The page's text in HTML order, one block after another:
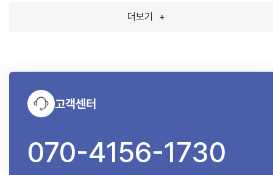
더보기 +
고객센터
070-4156-1730